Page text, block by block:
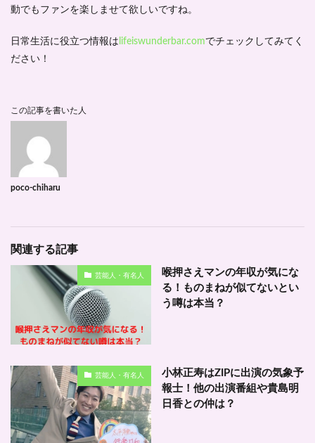
動でもファンを楽しませて欲しいですね。
日常生活に役立つ情報は lifeiswunderbar.comでチェックしてみてく
ださい！
この記事を書いた人
poco-chiharu
関連する記事
芸能人・有名人
喉押さえマンの年収が気にな
る！ものまねが似てないとい
う噂は本当？
芸能人・有名人
小林正寿はZIPに出演の気象予
報士！他の出演番組や貴島明
日香との仲は？